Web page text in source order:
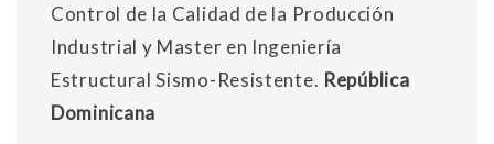
Control de la Calidad de la Producción
Industrial y Master en Ingeniería
Estructural Sismo-Resistente. República
Dominicana